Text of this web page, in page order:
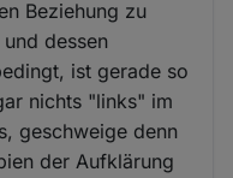
Beziehung zu
dessen
ist gerade so
nichts "links" im
geschweige denn
der Aufklärung